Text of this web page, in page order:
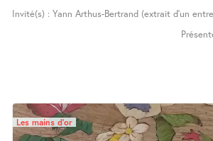
Invité(s) : Yann Arthus-Bertrand (extrait d’un
Les mains d’or